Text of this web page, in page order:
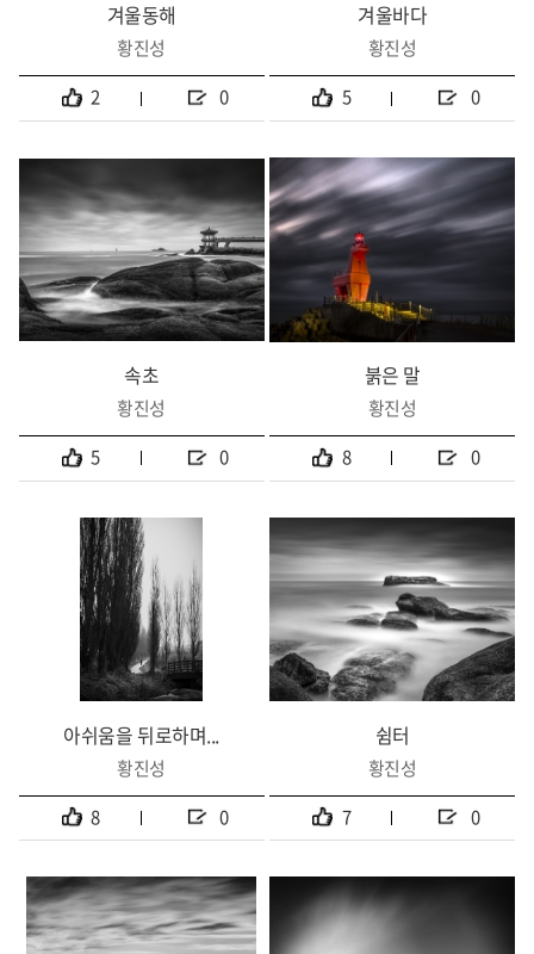
겨울동해
황진성
2
0
겨울바다
황진성
5
0
속초
황진성
5
0
붉은 말
황진성
8
0
아쉬움을 뒤로하며...
황진성
8
0
쉼터
황진성
7
0